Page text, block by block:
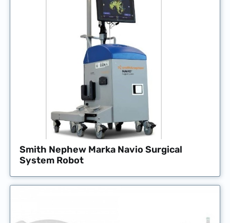
Smith Nephew Marka Navio Surgical
System Robot